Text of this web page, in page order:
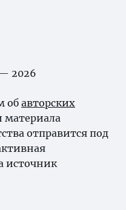
2026
об авторских
отправится под
источник